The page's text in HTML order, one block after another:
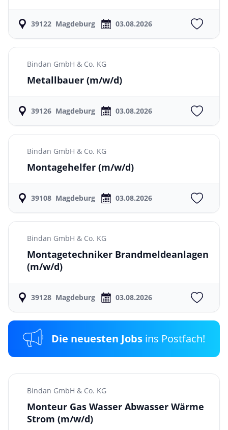
39122 Magdeburg 03.08.2026
Bindan GmbH & Co. KG
Metallbauer (m/w/d)
39126 Magdeburg 03.08.2026
Bindan GmbH & Co. KG
Montagehelfer (m/w/d)
39108 Magdeburg 03.08.2026
Bindan GmbH & Co. KG
Montagetechniker Brandmeldeanlagen
(m/w/d)
39128 Magdeburg 03.08.2026
Die neuesten Jobs ins Postfach!
Bindan GmbH & Co. KG
Monteur Gas Wasser Abwasser Wärme
Strom (m/w/d)